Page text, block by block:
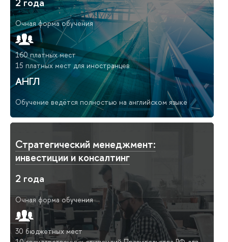
Очная форма обучения
160 платных мест
15 платных мест для иностранцев
АНГЛ
Обучение ведётся полностью на английском языке
Стратегический менеджмент:
инвестиции и консалтинг
2 года
Очная форма обучения
30 бюджетных мест